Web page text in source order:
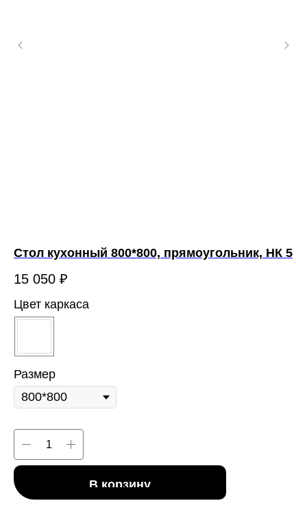
Cтол кухонный 800*800, прямоугольник, НК 5
15 050 ₽
Цвет каркаса
Размер
В корзину